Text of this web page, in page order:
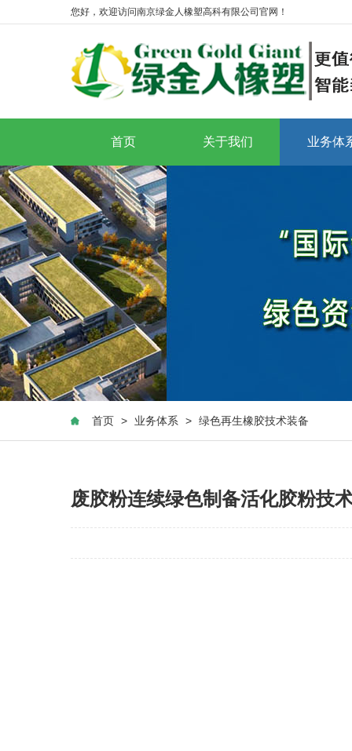
您好，欢迎访问南京绿金人橡塑高科有限公司官网！
首页 关于我们 业务体
首页 > 业务体系 > 绿色再生橡胶技术装备
废胶粉连续绿色制备活化胶粉技